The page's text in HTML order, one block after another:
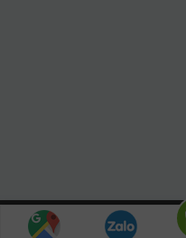
Hotline: